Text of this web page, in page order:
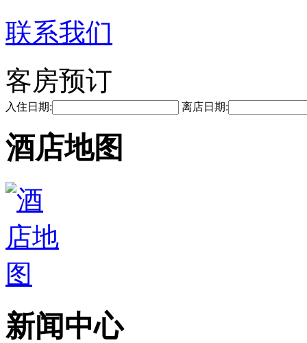
联系我们
客房预订
入住日期: 离店日期:
酒店地图
新闻中心